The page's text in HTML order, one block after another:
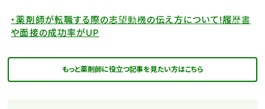
・薬剤師が転職する際の志望動機の伝え方について!履歴書
や面接の成功率がUP
もっと薬剤師に役立つ記事を見たい方はこちら